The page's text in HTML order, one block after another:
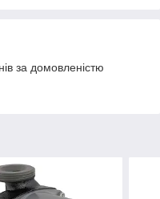
за домовленістю